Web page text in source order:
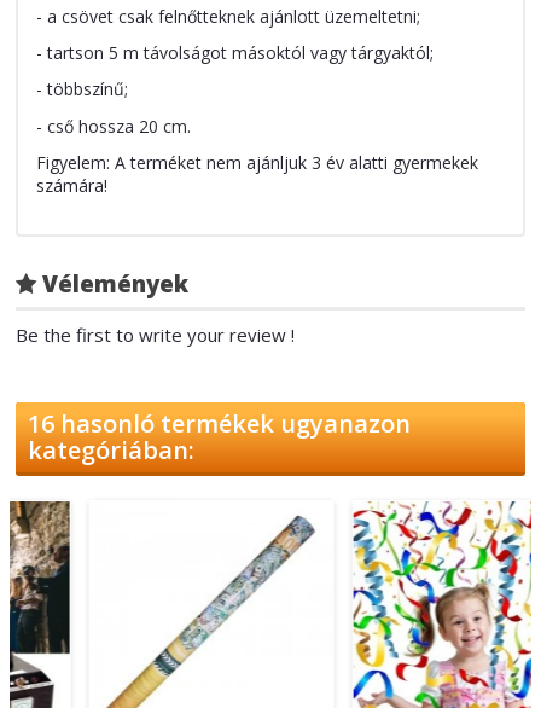
- a csövet csak felnőtteknek ajánlott üzemeltetni;
- tartson 5 m távolságot másoktól vagy tárgyaktól;
- többszínű;
- cső hossza 20 cm.
Figyelem: A terméket nem ajánljuk 3 év alatti gyermekek
számára!
Vélemények
Be the first to write your review !
16 hasonló termékek ugyanazon
kategóriában: